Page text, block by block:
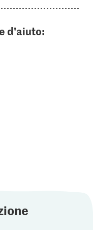
d'aiuto: